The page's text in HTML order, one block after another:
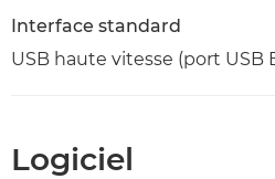
Interface standard
USB haute vitesse (port USB
Logiciel